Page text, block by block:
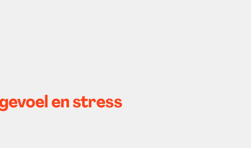
en stress